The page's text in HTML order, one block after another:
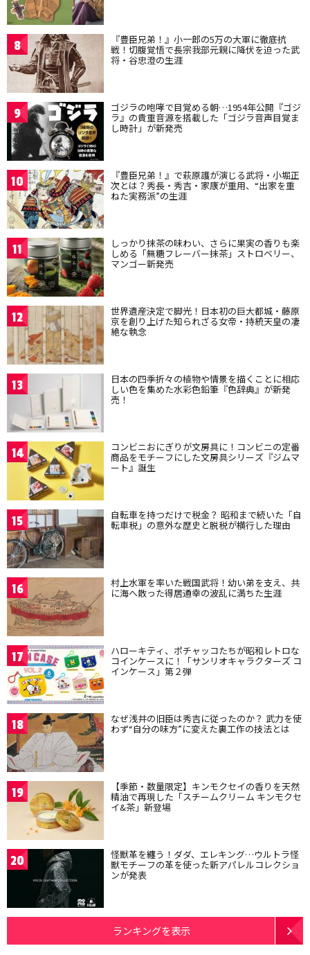
8 『豊臣兄弟！』小一郎の5万の大軍に徹底抗
戦！切腹覚悟で長宗我部元親に降伏を迫った武
将・谷忠澄の生涯
9 ゴジラの咆哮で目覚める朝…1954年公開『ゴジ
ラ』の貴重音源を搭載した「ゴジラ音声目覚ま
し時計」が新発売
10 『豊臣兄弟！』で萩原護が演じる武将・小堀正
次とは？秀長・秀吉・家康が重用、“出家を重
ねた実務派”の生涯
11 しっかり抹茶の味わい、さらに果実の香りも楽
しめる「無糖フレーバー抹茶」ストロベリー、
マンゴー新発売
12 世界遺産決定で脚光！日本初の巨大都城・藤原
京を創り上げた知られざる女帝・持統天皇の凄
絶な執念
13 日本の四季折々の植物や情景を描くことに相応
しい色を集めた水彩色鉛筆『色辞典』が新発
売！
14 コンビニおにぎりが文房具に！コンビニの定番
商品をモチーフにした文房具シリーズ『ジムマ
ート』誕生
15 自転車を持つだけで税金？ 昭和まで続いた「自
転車税」の意外な歴史と脱税が横行した理由
16 村上水軍を率いた戦国武将！幼い弟を支え、共
に海へ散った得居通幸の波乱に満ちた生涯
17 ハローキティ、ポチャッコたちが昭和レトロな
コインケースに！「サンリオキャラクターズ コ
インケース」第２弾
18 なぜ浅井の旧臣は秀吉に従ったのか？ 武力を使
わず“自分の味方”に変えた裏工作の技法とは
19 【季節・数量限定】キンモクセイの香りを天然
精油で再現した「スチームクリーム キンモクセ
イ&茶」新登場
20 怪獣革を纏う！ダダ、エレキング…ウルトラ怪
獣モチーフの革を使った新アパレルコレクショ
ンが発表
ランキングを表示